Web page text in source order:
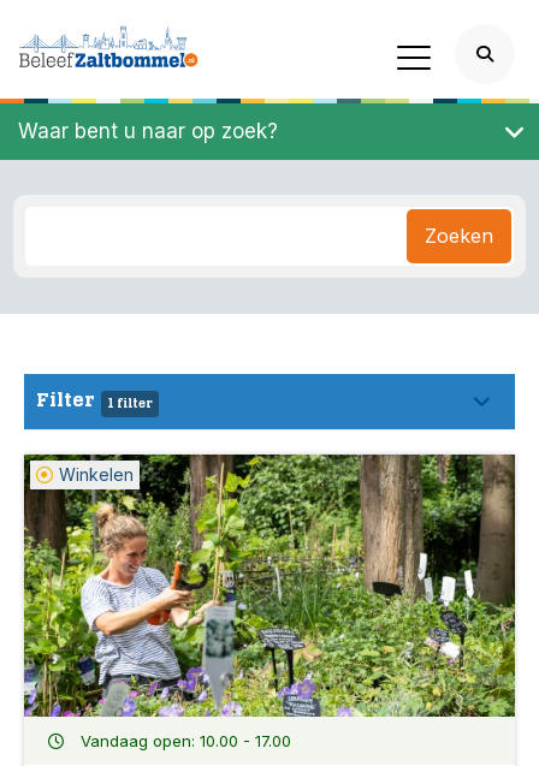
Waar bent u naar op zoek?
Zoeken
Filter 1 filter
Winkelen
Vandaag open: 10.00 - 17.00